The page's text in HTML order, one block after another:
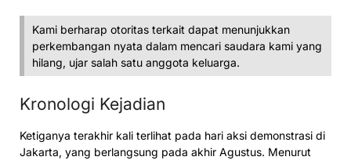
Kami berharap otoritas terkait dapat menunjukkan
perkembangan nyata dalam mencari saudara kami yang
hilang, ujar salah satu anggota keluarga.
Kronologi Kejadian
Ketiganya terakhir kali terlihat pada hari aksi demonstrasi di
Jakarta, yang berlangsung pada akhir Agustus. Menurut